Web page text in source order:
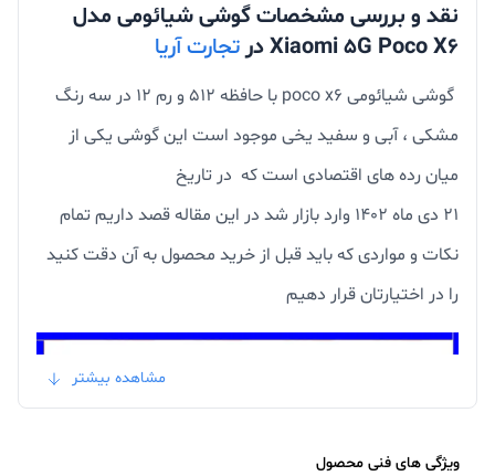
نقد و بررسی مشخصات گوشی شیائومی مدل
Xiaomi 5G Poco X6 در
تجارت آریا
گوشی شیائومی poco x6 با حافظه 512 و رم 12 در سه رنگ
مشکی ، آبی و سفید یخی موجود است این گوشی یکی از
میان رده های اقتصادی است که در تاریخ
21 دی ماه 1402 وارد بازار شد در این مقاله قصد داریم تمام
نکات و مواردی که باید قبل از خرید محصول به آن دقت کنید
را در اختیارتان قرار دهیم
مشاهده بیشتر
ویژگی های فنی محصول